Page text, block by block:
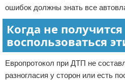
ошибок должны знать все
Когда не получится
воспользоваться
Европротокол при ДТП не
разногласия у сторон или есть